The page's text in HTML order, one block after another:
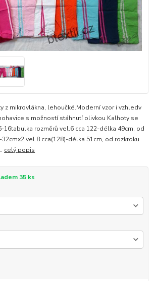
z mikrovlákna, lehoučké.Moderní vzor i vzhledv
s možností stáhnutí olivkou Kalhoty se
16tabulka rozměrů vel.6 cca 122-délka 49cm, od
vel.8 cca(128)-délka 51cm, od rozkroku
celý popis
35 ks